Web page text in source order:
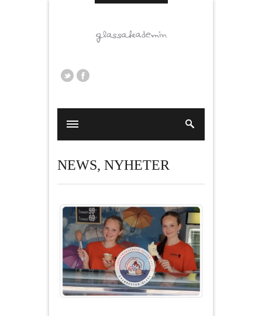
NEWS, NYHETER